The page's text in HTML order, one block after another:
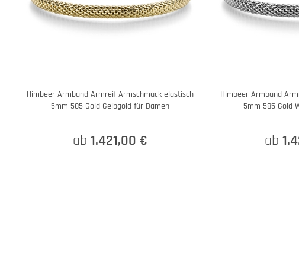
Himbeer-Armband Armreif Armschmuck elastisch
5mm 585 Gold Gelbgold für Damen
ab 1.421,00 €
Himbeer-Armband
5mm 585 Gold
ab